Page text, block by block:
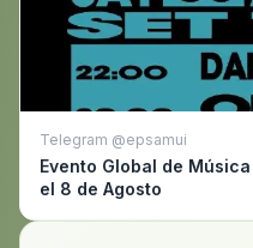
Telegram @epsamui
Evento Global de
el 8 de Agosto